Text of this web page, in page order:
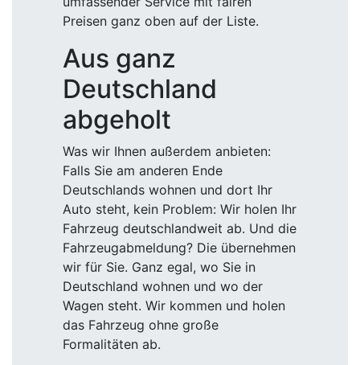
Preisen ganz oben auf der Liste.
Aus ganz
Deutschland
abgeholt
Was wir Ihnen außerdem anbieten:
Falls Sie am anderen Ende
Deutschlands wohnen und dort Ihr
Auto steht, kein Problem: Wir holen Ihr
Fahrzeug deutschlandweit ab. Und die
Fahrzeugabmeldung? Die übernehmen
wir für Sie. Ganz egal, wo Sie in
Deutschland wohnen und wo der
Wagen steht. Wir kommen und holen
das Fahrzeug ohne große
Formalitäten ab.